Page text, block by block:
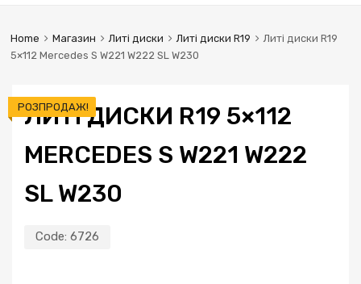
Home Магазин Литі диски Литі диски R19
Литі диски R19
5×112 Mercedes S W221 W222 SL W230
ЛИТІ ДИСКИ R19 5×112
MERCEDES S W221 W222
SL W230
Code: 6726
РОЗПРОДАЖ!